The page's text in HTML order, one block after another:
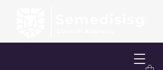
FREE SHIPPING OVER 200.00 TL
FREE DELIVERY OPTION WITHIN